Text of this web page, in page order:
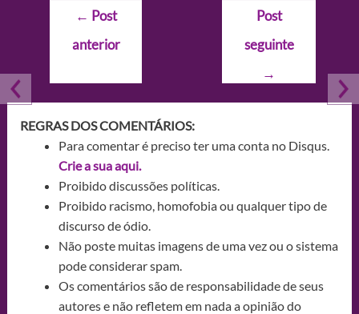
Navegação
Post
← Post
anterior
Post
seguinte
→
REGRAS DOS COMENTÁRIOS:
Para comentar é preciso ter uma conta no Disqus.
Crie a sua aqui.
Proibido discussões políticas.
Proibido racismo, homofobia ou qualquer tipo de
discurso de ódio.
Não poste muitas imagens de uma vez ou o sistema
pode considerar spam.
Os comentários são de responsabilidade de seus
autores e não refletem em nada a opinião do